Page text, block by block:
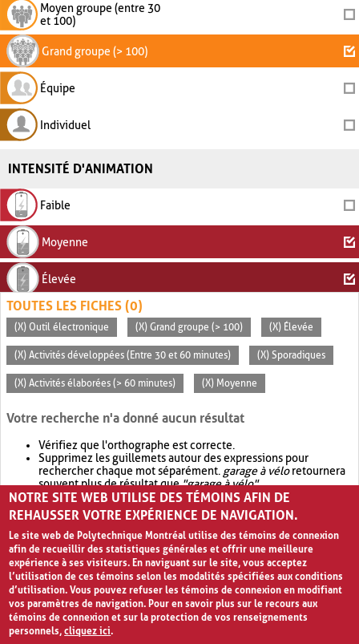
Moyen groupe (entre 30
et 100)
Grand groupe (> 100)
Équipe
Individuel
INTENSITÉ D'ANIMATION
Faible
Moyenne
Élevée
TOUTES LES FICHES (0)
(X) Outil électronique (X) Grand groupe (> 100) (X) Élevée
(X) Activités développées (Entre 30 et 60 minutes) (X) Sporadiques
(X) Activités élaborées (> 60 minutes) (X) Moyenne
Votre recherche n'a donné aucun résultat
Vérifiez que l'orthographe est correcte.
Supprimez les guillemets autour des expressions pour
rechercher chaque mot séparément. garage à véloretournera
souvent plus de résultat que"garage à vélo".
Envisagez d'élargir votre recherche avec OR.garage OR vélo
retournera souvent plus de résultat quegarage à vélo
NOTRE SITE WEB UTILISE DES TÉMOINS AFIN DE
REHAUSSER VOTRE EXPÉRIENCE DE NAVIGATION.
Le site web de Polytechnique Montréal utilise des témoins de connexion
afin de recueillir des statistiques générales et offrir une meilleure
expérience à ses visiteurs. En naviguant sur le site, vous acceptez
l’utilisation de ces témoins selon les modalités spécifiées aux conditions
d’utilisation. Vous pouvez refuser les témoins de connexion en modifiant
vos paramètres de navigation. Pour en savoir plus sur le recours aux
témoins de connexion et sur la protection de vos renseignements
personnels,cliquez ici.